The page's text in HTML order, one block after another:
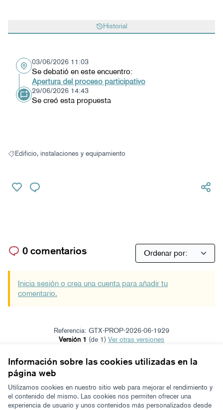
Información sobre las cookies utilizadas en la
página web
Utilizamos cookies en nuestro sitio web para mejorar el rendimiento y
el contenido del mismo. Las cookies nos permiten ofrecer una
experiencia de usuario y unos contenidos más personalizados desde
Historial
03/06/2026 11:03
Se debatió en este encuentro:
Apertura del proceso participativo
29/06/2026 14:43
Se creó esta propuesta
Resultados al filtrar por: Edificio, instalaciones y equipamiento
Edificio, instalaciones y equipamiento
0 comentarios
Inicia sesión o crea una cuenta para añadir tu
comentario.
Referencia: GTX-PROP-2026-06-1929
Versión 1 (de 1)
ver otras versiones
Términos y condiciones de uso
Configuración de cookies
Zeugaz en X
Zeugaz en Facebook
Zeugaz en Instagram
Zeugaz en YouTube
Zeugaz en GitHub